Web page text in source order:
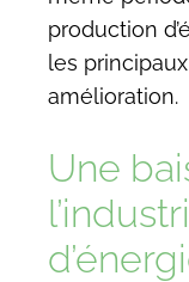
production
les
amélioration.
Une